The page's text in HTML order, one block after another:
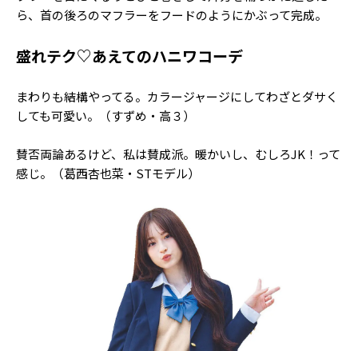
ら、首の後ろのマフラーをフードのようにかぶって完成。
盛れテク♡あえてのハニワコーデ
まわりも結構やってる。カラージャージにしてわざとダサく
しても可愛い。（すずめ・高３）
賛否両論あるけど、私は賛成派。暖かいし、むしろJK！って
感じ。（葛西杏也菜・STモデル）